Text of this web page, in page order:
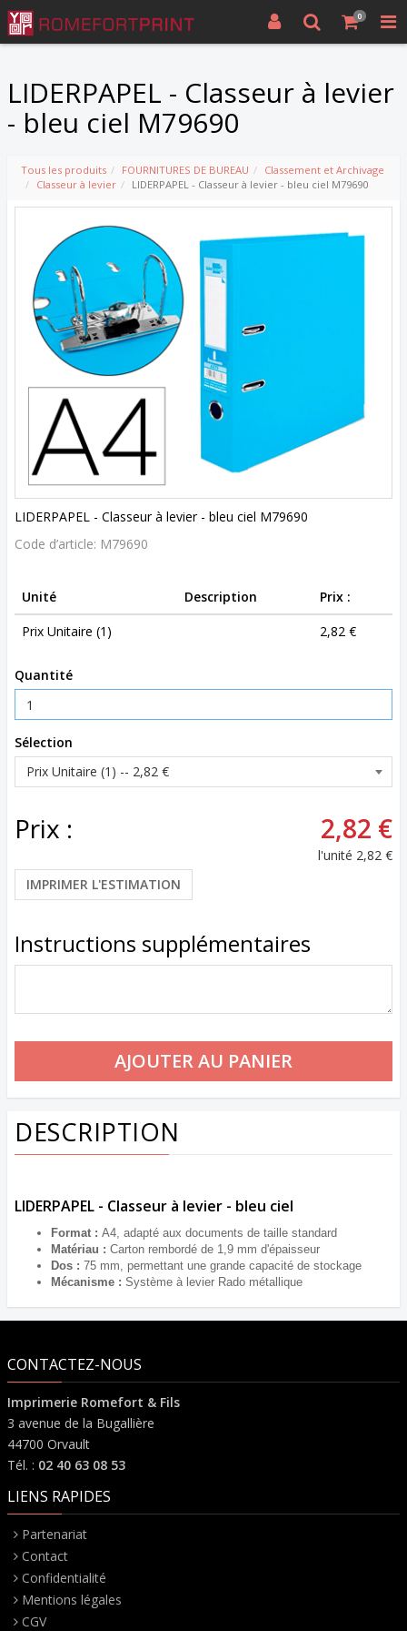
0
LIDERPAPEL - Classeur à levier
- bleu ciel M79690
Tous les produits FOURNITURES DE BUREAU
Classement et Archivage
Classeur à levier
LIDERPAPEL - Classeur à levier - bleu ciel M79690
LIDERPAPEL - Classeur à levier - bleu ciel M79690
Code d’article: M79690
Unité Description
Prix :
Prix Unitaire (1)
2,82 €
Quantité
Sélection
Prix : 2,82 €
l'unité 2,82 €
IMPRIMER L'ESTIMATION
Instructions supplémentaires
DESCRIPTION
LIDERPAPEL - Classeur à levier - bleu ciel
Format : A4, adapté aux documents de taille standard
Matériau : Carton rembordé de 1,9 mm d'épaisseur
Dos : 75 mm, permettant une grande capacité de stockage
Mécanisme : Système à levier Rado métallique
CONTACTEZ-NOUS
Imprimerie Romefort & Fils
3 avenue de la Bugallière
44700 Orvault
Tél. : 02 40 63 08 53
LIENS RAPIDES
Partenariat
Contact
Confidentialité
Mentions légales
CGV